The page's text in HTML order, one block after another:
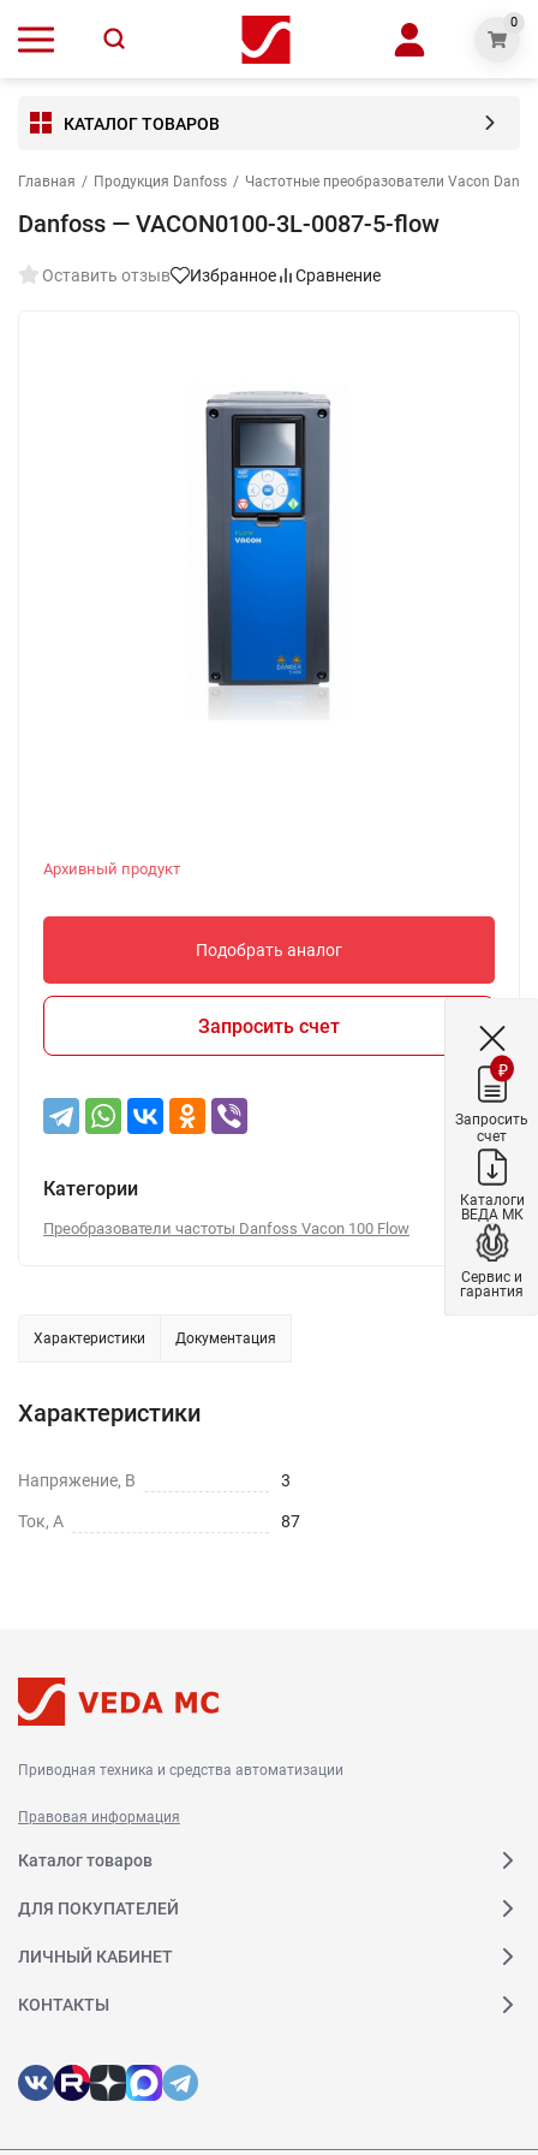
0
КАТАЛОГ ТОВАРОВ
Главная / Продукция Danfoss / Частотные преобразователи Vacon
Danfoss — VACON0100-3L-0087-5-flow
Оставить отзыв Избранное Сравнение
Архивный продукт
Подобрать аналог
Запросить счет
Категории
Преобразователи частоты Danfoss Vacon 100 Flow
Характеристики Документация
Характеристики
Напряжение, В 3
Ток, А 87
Приводная техника и средства автоматизации
Правовая информация
Каталог товаров
ДЛЯ ПОКУПАТЕЛЕЙ
ЛИЧНЫЙ КАБИНЕТ
КОНТАКТЫ
₽
Запросить
счет
Каталоги
ВЕДА МК
Сервис и
гарантия